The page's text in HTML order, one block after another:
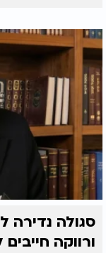
סגולה נדירה
ורווקה